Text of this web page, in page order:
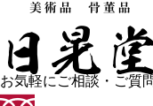
お気軽にご相談・ご質